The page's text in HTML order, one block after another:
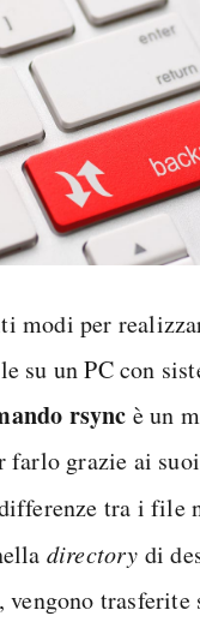
modi per
su un PC con
rsync è un
farlo grazie ai
tra i file
directory di
trasferite